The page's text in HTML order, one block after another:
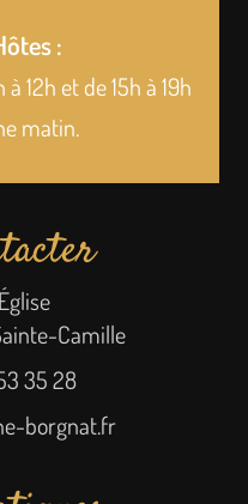
Camille
35 28
borgnat.fr
:
12h et de 15h à 19h
matin.